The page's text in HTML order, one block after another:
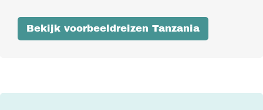
Bekijk voorbeeldreizen Tanzania